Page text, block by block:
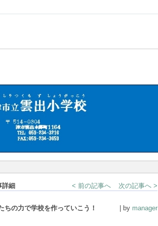
細 < 前の記事へ 次の記事へ >
ちの力で学校を作っていこう！ | by manager